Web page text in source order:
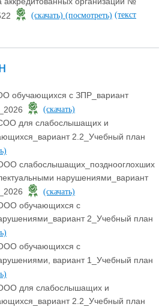
(скачать) (посмотреть) (текст
обучающихся с ЗПР_вариант
(скачать)
для слабослышащих и
2.2_Учебный план
слабослышащих_позднооглохших
нарушениями_вариант
(скачать)
обучающихся с
2_Учебный план
обучающихся с
вариант 1_Учебный план
для слабослышащих и
2.2_Учебный план